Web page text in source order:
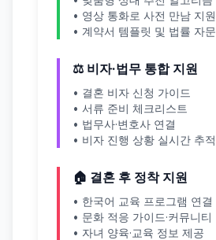
• 영상 통화로 사전 만남 지원
• 계약서 템플릿 및 법률 자문
⚖️ 비자·법무 통합 지원
• 결혼 비자 신청 가이드
• 서류 준비 체크리스트
• 법무사·변호사 연결
• 비자 진행 상황 실시간 추적
🏠 결혼 후 정착 지원
• 한국어 교육 프로그램 연결
• 문화 적응 가이드·커뮤니티
• 자녀 양육·교육 정보 제공